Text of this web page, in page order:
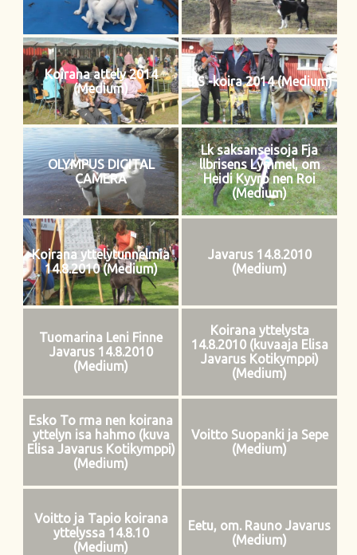
Koirana attely 2014
(Medium)
BIS -koira 2014 (Medium)
OLYMPUS DIGITAL
CAMERA
Lk saksanseisoja Fja
llbrisens Lymmel, om
Heidi Kyyro nen Roi
(Medium)
Koirana yttelytunnelmia
14.8.2010 (Medium)
Javarus 14.8.2010
(Medium)
Tuomarina Leni Finne
Javarus 14.8.2010
(Medium)
Koirana yttelysta
14.8.2010 (kuvaaja Elisa
Javarus Kotikymppi)
(Medium)
Esko To rma nen koirana
yttelyn isa hahmo (kuva
Elisa Javarus Kotikymppi)
(Medium)
Voitto Suopanki ja Sepe
(Medium)
Voitto ja Tapio koirana
yttelyssa 14.8.10
(Medium)
Eetu, om. Rauno Javarus
(Medium)